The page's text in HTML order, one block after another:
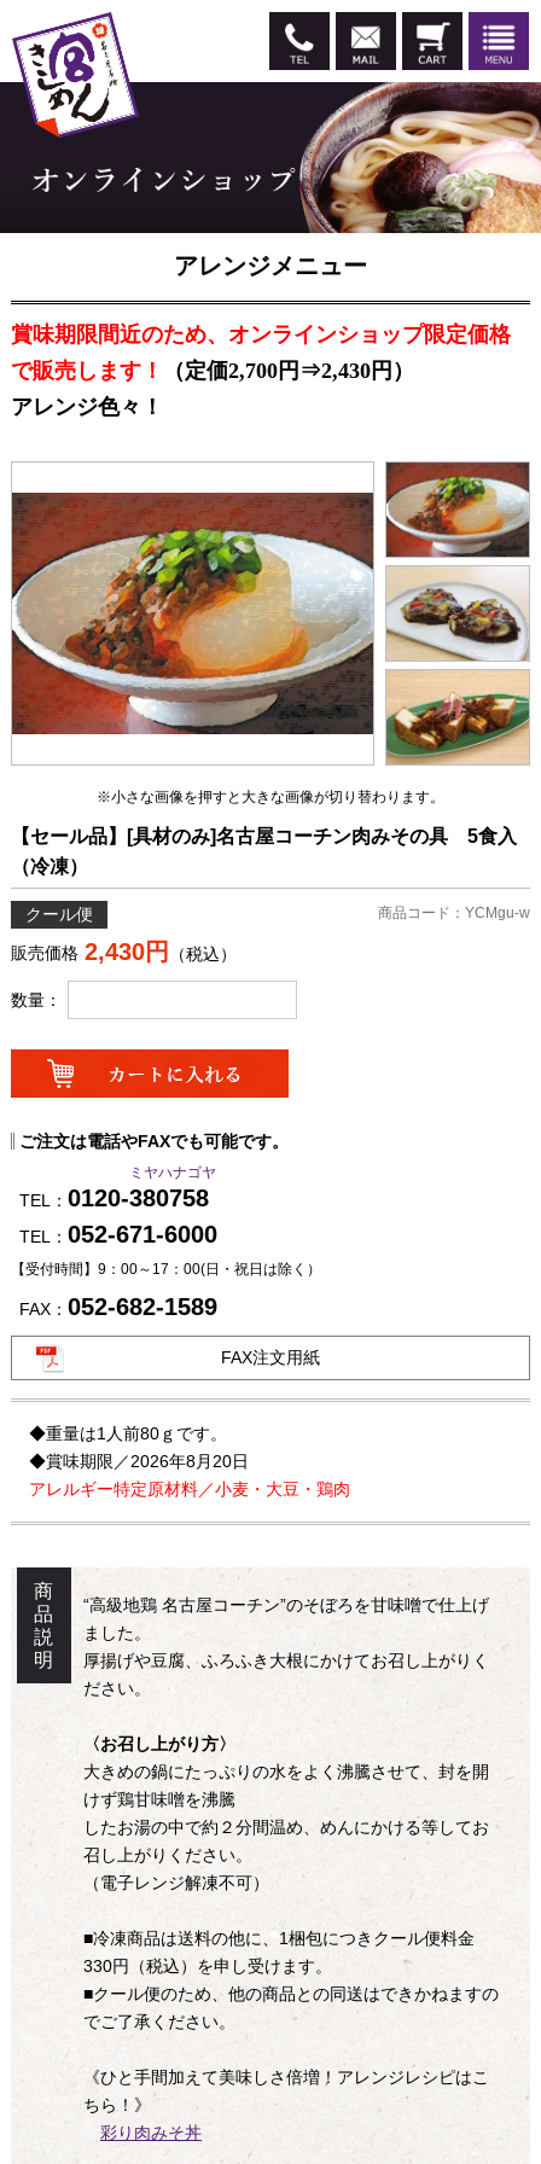
アレンジメニュー
賞味期限間近のため、オンラインショップ限定価格
で販売します！
（定価2,700円⇒2,430円）
アレンジ色々！
※小さな画像を押すと大きな画像が切り替わります。
【セール品】[具材のみ]名古屋コーチン肉みその具 5食入
（冷凍）
クール便 商品コード：YCMgu-w
販売価格 2,430円 （税込）
数量：
ご注文は電話やFAXでも可能です。
ミヤハナゴヤ
TEL： 0120-380758
TEL： 052-671-6000
【受付時間】9：00～17：00(日・祝日は除く）
FAX： 052-682-1589
FAX注文用紙
◆重量は1人前80ｇです。
◆賞味期限／2026年8月20日
アレルギー特定原材料／小麦・大豆・鶏肉
商
品
説
明
“高級地鶏 名古屋コーチン”のそぼろを甘味噌で仕上げ
ました。
厚揚げや豆腐、ふろふき大根にかけてお召し上がりく
ださい。
〈お召し上がり方〉
大きめの鍋にたっぷりの水をよく沸騰させて、封を開
けず鶏甘味噌を沸騰
したお湯の中で約２分間温め、めんにかける等してお
召し上がりください。
（電子レンジ解凍不可）
■冷凍商品は送料の他に、1梱包につきクール便料金
330円（税込）を申し受けます。
■クール便のため、他の商品との同送はできかねますの
でご了承ください。
《ひと手間加えて美味しさ倍増！アレンジレシピはこ
ちら！》
彩り肉みそ丼